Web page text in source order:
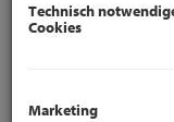
direkt
Technisch
Cookies
Marketing